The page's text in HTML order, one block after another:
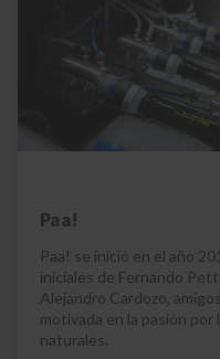
Paa!
Paa! se inició en el año
iniciales de Fernando
Alejandro Cardozo,
motivada en la pasión
naturales.